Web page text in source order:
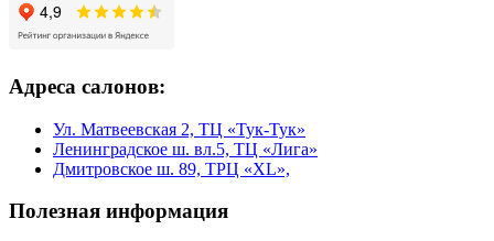
Адреса салонов:
Ул. Матвеевская 2, ТЦ «Тук-Тук»
Ленинградское ш. вл.5, ТЦ «Лига»
Дмитровское ш. 89, ТРЦ «XL»,
Полезная информация